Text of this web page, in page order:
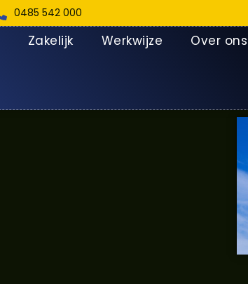
0485 542 000
Zakelijk Werkwijze Over ons